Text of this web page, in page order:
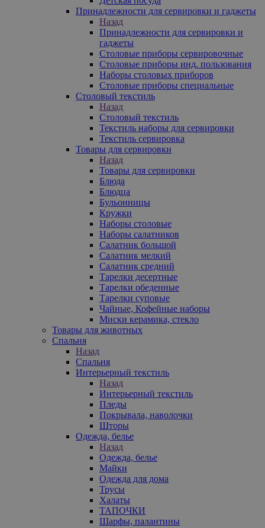
Принадлежности для сервировки и гаджеты
Назад
Принадлежности для сервировки и
гаджеты
Столовые приборы сервировочные
Столовые приборы инд. пользования
Наборы столовых приборов
Столовые приборы специальные
Столовый текстиль
Назад
Столовый текстиль
Текстиль наборы для сервировки
Текстиль сервировка
Товары для сервировки
Назад
Товары для сервировки
Блюда
Блюдца
Бульонницы
Кружки
Наборы столовые
Наборы салатников
Салатник большой
Салатник мелкий
Салатник средний
Тарелки десертные
Тарелки обеденные
Тарелки суповые
Чайные, Кофейные наборы
Миски керамика, стекло
Товары для животных
Спальня
Назад
Спальня
Интерьерный текстиль
Назад
Интерьерный текстиль
Пледы
Покрывала, наволочки
Шторы
Одежда, белье
Назад
Одежда, белье
Майки
Одежда для дома
Трусы
Халаты
ТАПОЧКИ
Шарфы, палантины